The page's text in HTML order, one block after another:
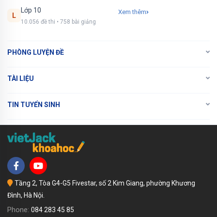
L
Lớp 10
10.056 đề thi • 758 bài giảng
Xem thêm
PHÒNG LUYỆN ĐỀ
TÀI LIỆU
TIN TUYỂN SINH
Tầng 2, Tòa G4-G5 Fivestar, số 2 Kim Giang, phường Khương
Đình, Hà Nội.
Phone: 084 283 45 85